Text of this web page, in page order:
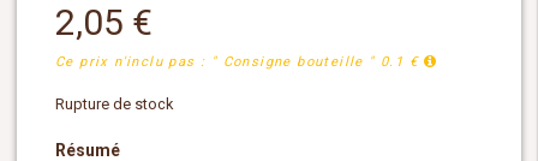
2,05 €
Ce prix n'inclu pas : " Consigne bouteille " 0.1 €
Rupture de stock
Résumé